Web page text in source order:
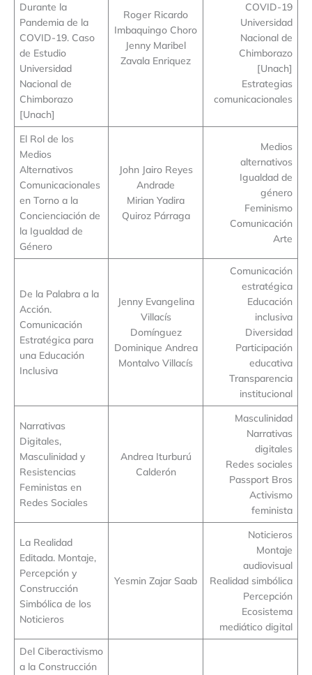
Durante la
Pandemia de la
COVID-19. Caso
de Estudio
Universidad
Nacional de
Chimborazo
[Unach]
Roger Ricardo
Imbaquingo Choro
Jenny Maribel
Zavala Enriquez
COVID-19
Universidad
Nacional de
Chimborazo
[Unach]
Estrategias
comunicacionales
El Rol de los
Medios
Alternativos
Comunicacionales
en Torno a la
Concienciación de
la Igualdad de
Género
John Jairo Reyes
Andrade
Mirian Yadira
Quiroz Párraga
Medios
alternativos
Igualdad de
género
Feminismo
Comunicación
Arte
De la Palabra a la
Acción.
Comunicación
Estratégica para
una Educación
Inclusiva
Jenny Evangelina
Villacís
Domínguez
Dominique Andrea
Montalvo Villacís
Comunicación
estratégica
Educación
inclusiva
Diversidad
Participación
educativa
Transparencia
institucional
Narrativas
Digitales,
Masculinidad y
Resistencias
Feministas en
Redes Sociales
Andrea Iturburú
Calderón
Masculinidad
Narrativas
digitales
Redes sociales
Passport Bros
Activismo
feminista
La Realidad
Editada. Montaje,
Percepción y
Construcción
Simbólica de los
Noticieros
Yesmin Zajar Saab
Noticieros
Montaje
audiovisual
Realidad simbólica
Percepción
Ecosistema
mediático digital
Del Ciberactivismo
a la Construcción